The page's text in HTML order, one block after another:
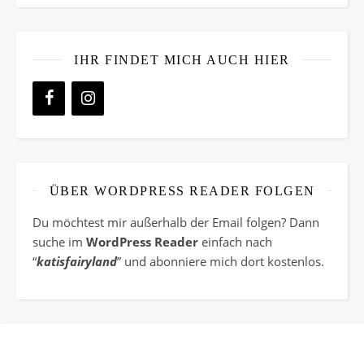
IHR FINDET MICH AUCH HIER
ÜBER WORDPRESS READER FOLGEN
Du möchtest mir außerhalb der Email folgen? Dann
suche im WordPress Reader einfach nach
“katisfairyland” und abonniere mich dort kostenlos.